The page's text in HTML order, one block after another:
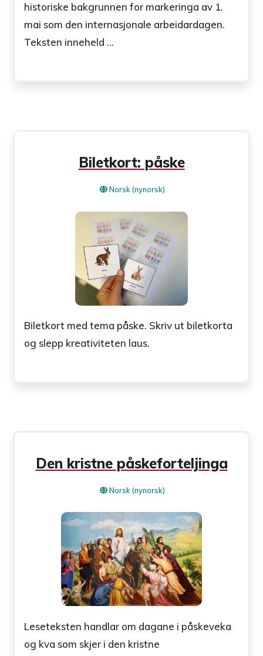
historiske bakgrunnen for markeringa av 1.
mai som den internasjonale arbeidardagen.
Teksten inneheld ...
Biletkort: påske
Norsk (nynorsk)
Biletkort med tema påske. Skriv ut biletkorta
og slepp kreativiteten laus.
Den kristne påskeforteljinga
Norsk (nynorsk)
Leseteksten handlar om dagane i påskeveka
og kva som skjer i den kristne